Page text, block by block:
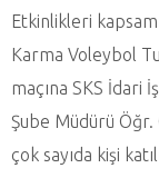
Etkinlikleri
Karma Voleybol
maçına SKS İdari
Şube Müdürü
çok sayıda kişi